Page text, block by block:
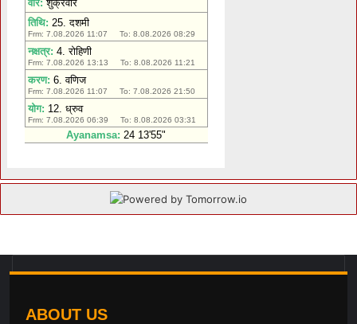
ABOUT US